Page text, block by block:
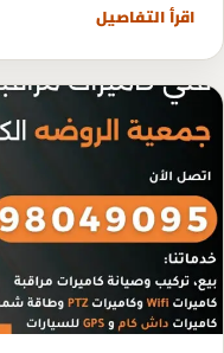
اقرأ التفاصيل